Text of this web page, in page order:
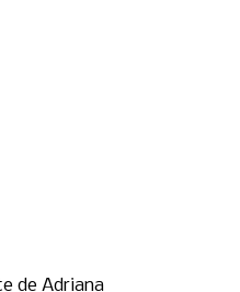
de Adriana